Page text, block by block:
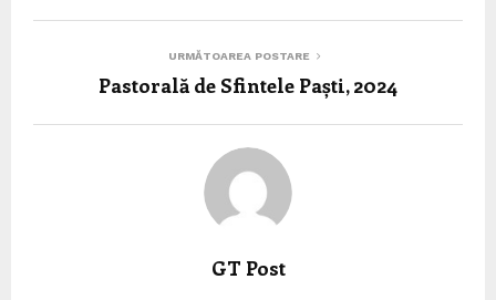
URMĂTOAREA POSTARE
Pastorală de Sfintele Paști, 2024
GT Post